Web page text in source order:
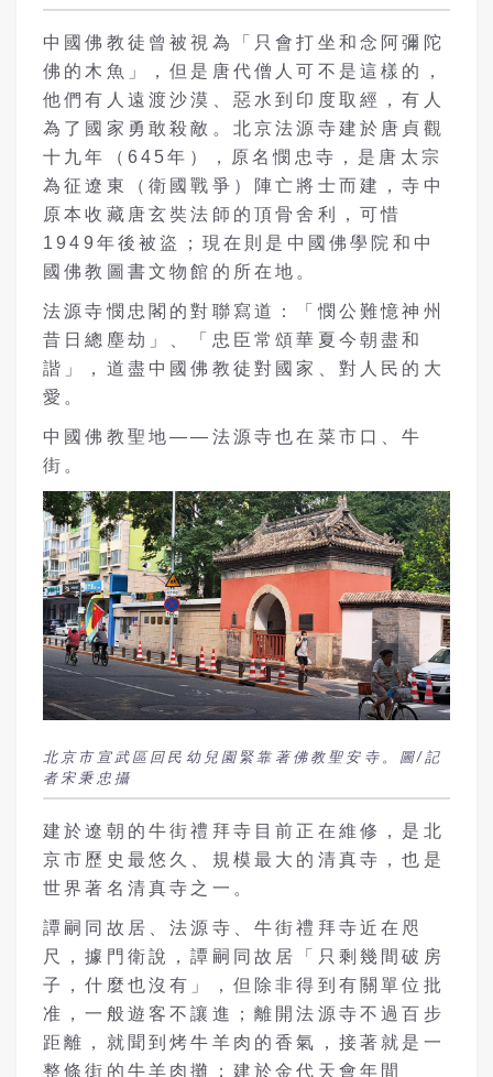
中國佛教徒曾被視為「只會打坐和念阿彌陀
佛的木魚」，但是唐代僧人可不是這樣的，
他們有人遠渡沙漠、惡水到印度取經，有人
為了國家勇敢殺敵。北京法源寺建於唐貞觀
十九年（645年），原名憫忠寺，是唐太宗
為征遼東（衛國戰爭）陣亡將士而建，寺中
原本收藏唐玄奘法師的頂骨舍利，可惜
1949年後被盜；現在則是中國佛學院和中
國佛教圖書文物館的所在地。
法源寺憫忠閣的對聯寫道：「憫公難憶神州
昔日總塵劫」、「忠臣常頌華夏今朝盡和
諧」，道盡中國佛教徒對國家、對人民的大
愛。
中國佛教聖地——法源寺也在菜市口、牛
街。
北京市宣武區回民幼兒園緊靠著佛教聖安寺。圖/記
者宋秉忠攝
建於遼朝的牛街禮拜寺目前正在維修，是北
京市歷史最悠久、規模最大的清真寺，也是
世界著名清真寺之一。
譚嗣同故居、法源寺、牛街禮拜寺近在咫
尺，據門衛說，譚嗣同故居「只剩幾間破房
子，什麼也沒有」，但除非得到有關單位批
准，一般遊客不讓進；離開法源寺不過百步
距離，就聞到烤牛羊肉的香氣，接著就是一
整條街的牛羊肉攤；建於金代天會年間